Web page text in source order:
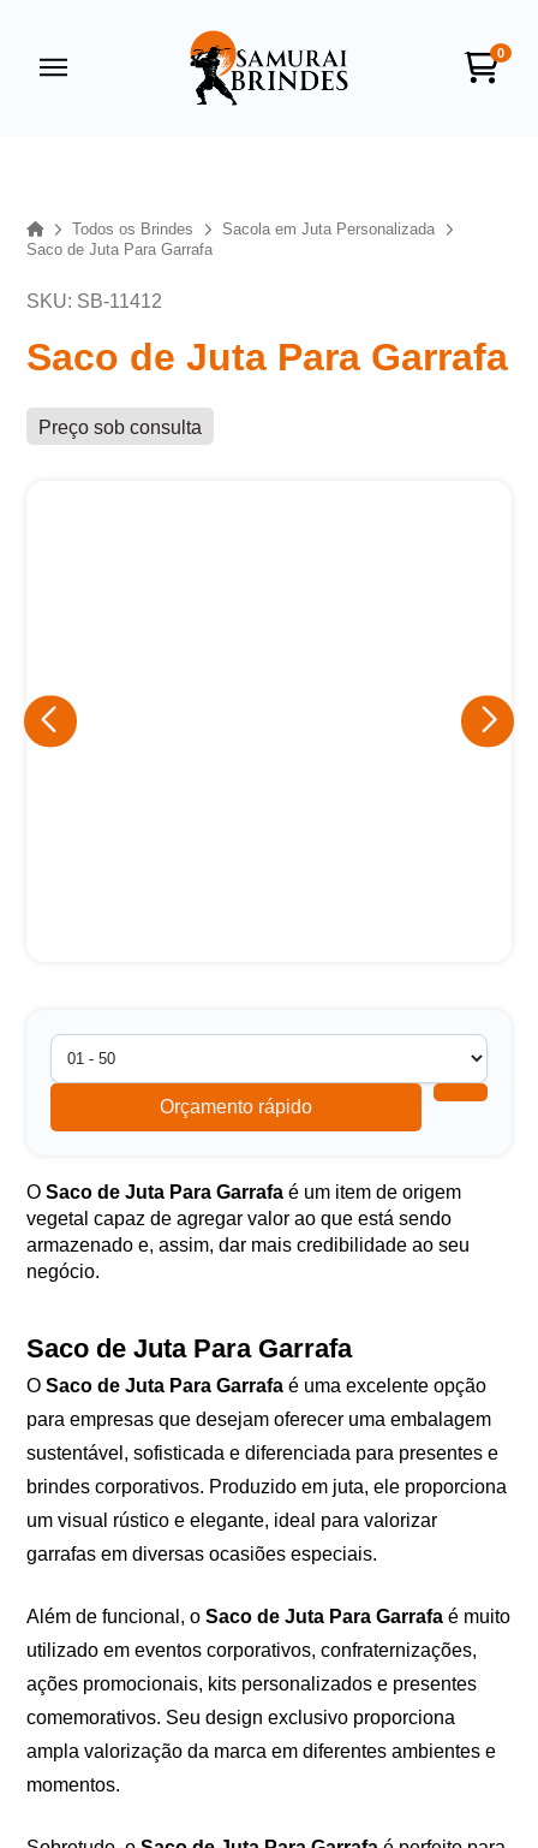
0
HomeTodos os Brindes
Sacola em Juta Personalizada
Saco de Juta Para Garrafa
SKU: SB-11412
Saco de Juta Para Garrafa
Preço sob consulta
Orçamento rápido
OSaco de Juta Para Garrafaé um item de origem
vegetal capaz de agregar valor ao que está sendo
armazenado e, assim, dar mais credibilidade ao seu
negócio.
Saco de Juta Para Garrafa
OSaco de Juta Para Garrafa é uma excelente opção
para empresas que desejam oferecer uma embalagem
sustentável, sofisticada e diferenciada para presentes e
brindes corporativos. Produzido em juta, ele proporciona
um visual rústico e elegante, ideal para valorizar
garrafas em diversas ocasiões especiais.
Além de funcional, oSaco de Juta Para Garrafa é muito
utilizado em eventos corporativos, confraternizações,
ações promocionais, kits personalizados e presentes
comemorativos. Seu design exclusivo proporciona
ampla valorização da marca em diferentes ambientes e
momentos.
+55